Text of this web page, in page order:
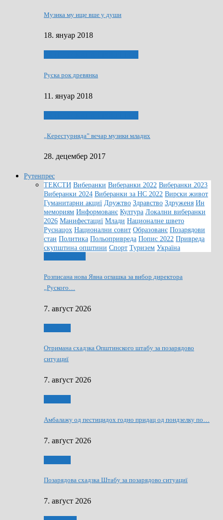
Музика му ище вше у души
18. януар 2018
Руска рок древянка
11. януар 2018
„Керестурияда” вечар музики младих
28. децембер 2017
Рутенпрес
ТЕКСТИ Виберанки Виберанки 2022 Виберанки 2023
Виберанки 2024 Виберанки за НС 2022 Вирски живот
Гуманитарни акциї Дружтво Здравство Здруженя Ин
мемориям Информованє Култура Локални виберанки
2026 Манифестациї Млади Националне швето
Руснацох Национални совит Образованє Позарядови
стан Политика Польопривреда Попис 2022 Привреда
скупштина општини Спорт Туризем Україна
Розписана нова Явна оглашка за вибор директора
„Руского…
7. авґуст 2026
Отримана схадзка Општинского штабу за позарядово
ситуациї
7. авґуст 2026
Амбалажу од пестицидох годно придац од пондзелку по…
7. авґуст 2026
Позарядова схадзка Штабу за позарядово ситуациї
7. авґуст 2026